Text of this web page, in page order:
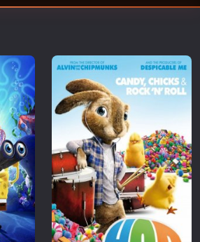
Επιστημονικής Φαντασίας
Εποχής
Ερωτικές
Ευρωπαικός Κινηματογράφος
Θρησκευτικές
Θρίλερ
Ιστορικές
Καταστροφής
Κλασσικές